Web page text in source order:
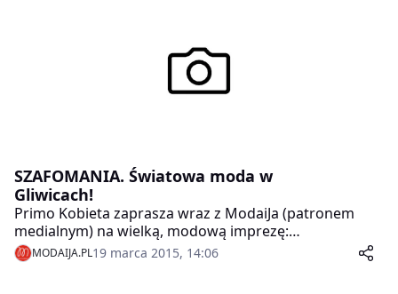
SZAFOMANIA. Światowa moda w
Gliwicach!
Primo Kobieta zaprasza wraz z ModaiJa (patronem
medialnym) na wielką, modową imprezę:
SZAFOMANIA. Światowa moda w Gliwicach, która
odbędzie się w Centrum Kultury Studenckiej Mrowisko
MODAIJA.PL19 marca 2015, 14:06